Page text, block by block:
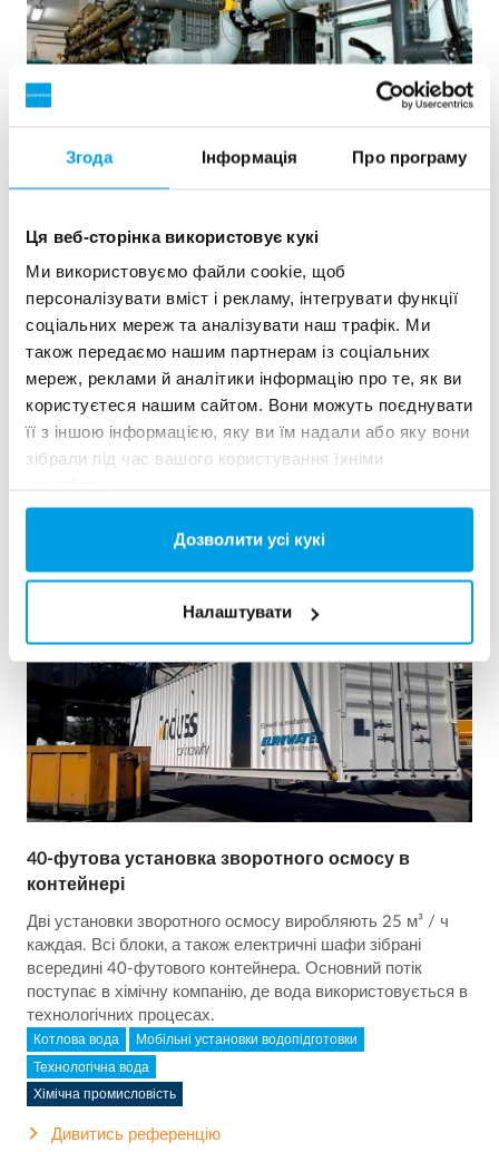
Згода Інформація Про програму
Ця веб-сторінка використовує кукі
Ми використовуємо файли cookie, щоб
персоналізувати вміст і рекламу, інтегрувати функції
соціальних мереж та аналізувати наш трафік. Ми
також передаємо нашим партнерам із соціальних
мереж, реклами й аналітики інформацію про те, як ви
користуєтеся нашим сайтом. Вони можуть поєднувати
її з іншою інформацією, яку ви їм надали або яку вони
зібрали під час вашого користування їхніми
Дозволити усі кукі
Налаштувати
WTP в контейнерах 6 x 40 фу...
водоочисну установку, але вільного місця на майданчику
не було. Кращим рішенням була мобільна водопідготовка
в контейнері.
Котлова вода Мобільні установки водопідготовки
Теплові та енергетичні утановки
Дивитись референцію
40-футова установка зворотного осмосу в
контейнері
Дві установки зворотного осмосу виробляють 25 м³ / ч
каждая. Всі блоки, а також електричні шафи зібрані
всередині 40-футового контейнера. Основний потік
поступає в хімічну компанію, де вода використовується в
технологічних процесах.
Котлова вода Мобільні установки водопідготовки
Технологічна вода
Хімічна промисловість
Дивитись референцію